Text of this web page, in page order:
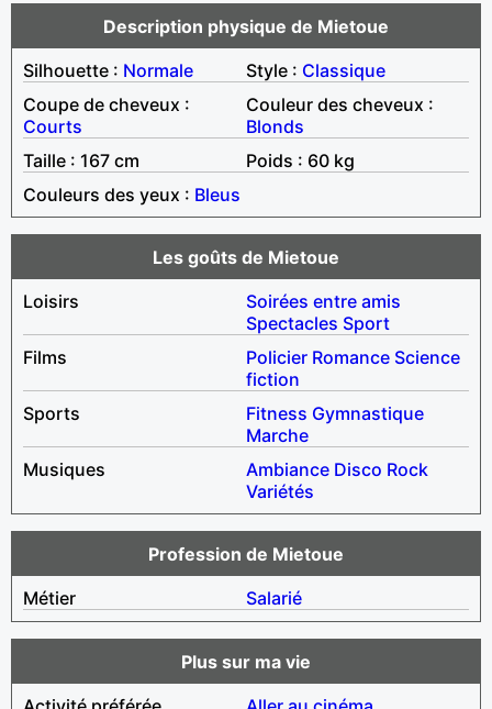
Description physique de Mietoue
Silhouette : Normale Style : Classique
Coupe de cheveux :
Courts
Couleur des cheveux :
Blonds
Taille : 167 cm
Poids : 60 kg
Couleurs des yeux : Bleus
Les goûts de Mietoue
Loisirs
Soirées entre amis
Spectacles Sport
Films
Policier Romance Science
fiction
Sports
Fitness Gymnastique
Marche
Musiques
Ambiance Disco Rock
Variétés
Profession de Mietoue
Métier
Salarié
Plus sur ma vie